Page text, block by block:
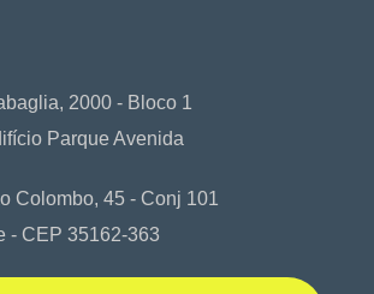
2000 - Bloco 1
Parque Avenida
Colombo, 45 - Conj 101
- CEP 35162-363